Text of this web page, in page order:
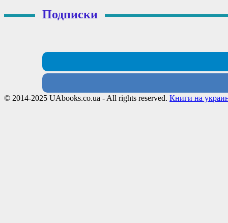
Подписки
© 2014-2025 UAbooks.co.ua - All rights reserved. Книги на